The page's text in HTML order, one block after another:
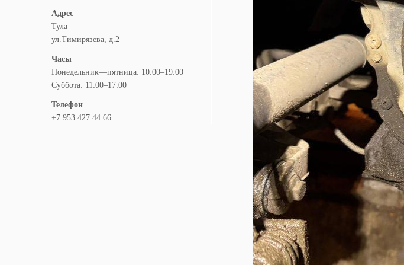
Адрес
Тула
ул.Тимирязева, д.2
Часы
Понедельник—пятница: 10:00–19:00
Суббота: 11:00–17:00
Телефон
+7 953 427 44 66